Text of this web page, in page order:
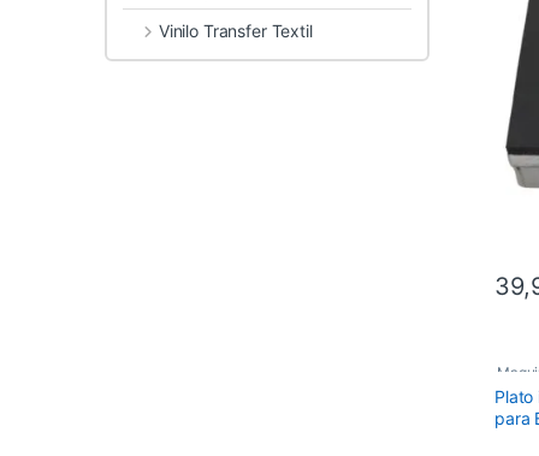
para
Vinilo Transfer Textil